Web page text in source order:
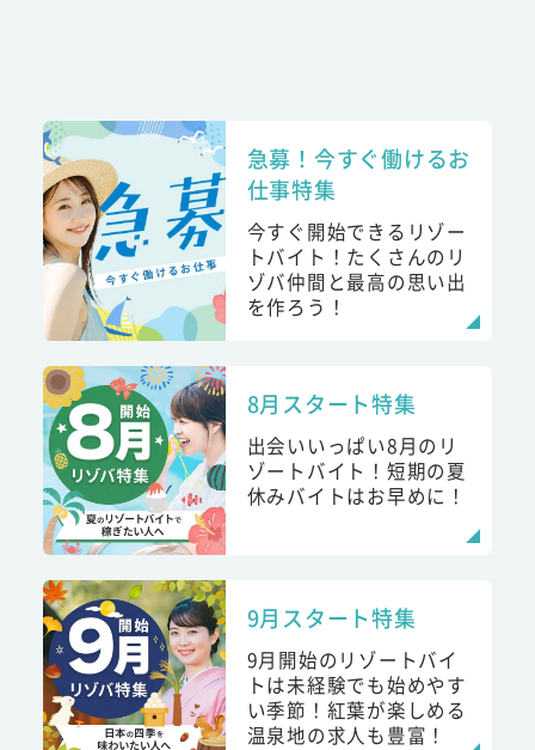
急募！今すぐ働けるお
仕事特集
今すぐ開始できるリゾー
トバイト！たくさんのリ
ゾバ仲間と最高の思い出
を作ろう！
8月スタート特集
出会いいっぱい8月のリ
ゾートバイト！短期の夏
休みバイトはお早めに！
9月スタート特集
9月開始のリゾートバイ
トは未経験でも始めやす
い季節！紅葉が楽しめる
温泉地の求人も豊富！